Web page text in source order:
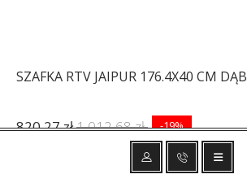
SZAFKA RTV JAIPUR 176.4X40 CM DĄB
820,27 zł1 012,68 zł -19%